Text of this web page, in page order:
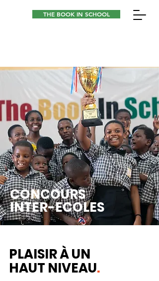
THE BOOK IN SCHOOL
CONCOURS
INTER-ECOLES
PLAISIR À UN
HAUT NIVEAU.